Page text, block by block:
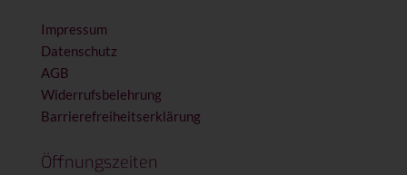
Impressum
Datenschutz
AGB
Widerrufsbelehrung
Barrierefreiheitserklärung
Öffnungszeiten